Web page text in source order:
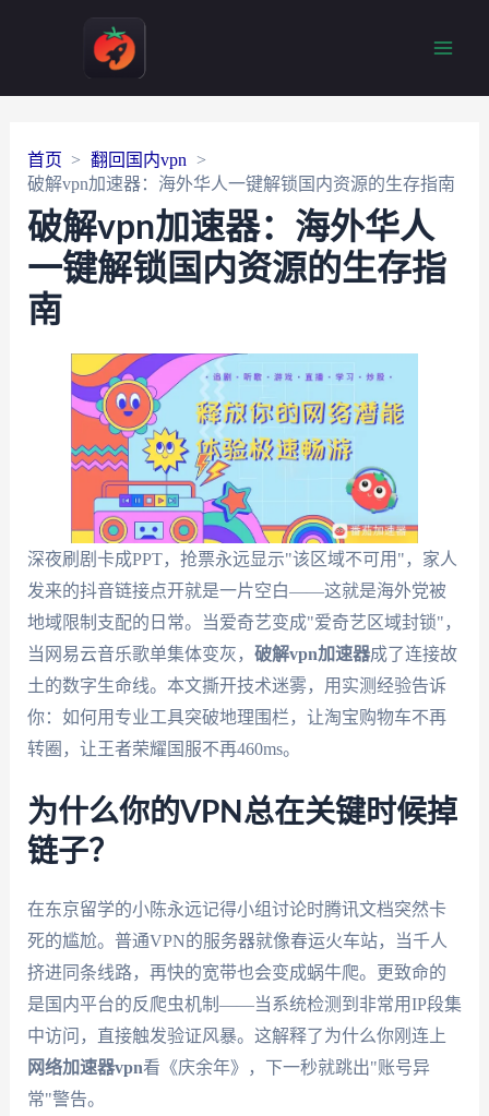
首页
翻回国内vpn
破解vpn加速器：海外华人一键解锁国内资源的生存指南
破解vpn加速器：海外华人
一键解锁国内资源的生存指
南
深夜刷剧卡成PPT，抢票永远显示"该区域不可用"，家人
发来的抖音链接点开就是一片空白——这就是海外党被
地域限制支配的日常。当爱奇艺变成"爱奇艺区域封锁"，
当网易云音乐歌单集体变灰， 破解vpn加速器成了连接故
土的数字生命线。本文撕开技术迷雾，用实测经验告诉
你：如何用专业工具突破地理围栏，让淘宝购物车不再
转圈，让王者荣耀国服不再460ms。
为什么你的VPN总在关键时候掉
链子？
在东京留学的小陈永远记得小组讨论时腾讯文档突然卡
死的尴尬。普通VPN的服务器就像春运火车站，当千人
挤进同条线路，再快的宽带也会变成蜗牛爬。更致命的
是国内平台的反爬虫机制——当系统检测到非常用IP段集
中访问，直接触发验证风暴。这解释了为什么你刚连上
网络加速器vpn看《庆余年》，下一秒就跳出"账号异
常"警告。